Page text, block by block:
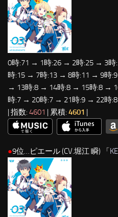
0時:71 → 1時:26 → 2時:25 → 3
時:15 → 7時:13 → 8時:11 → 9時
→ 13時:8 → 14時:8 → 15時:8 →
時:7 → 20時:7 → 21時:9 → 22時
| 指数: 4601 | 累積: 4601 |
●9位…ピエール (CV.堀江 瞬) 「